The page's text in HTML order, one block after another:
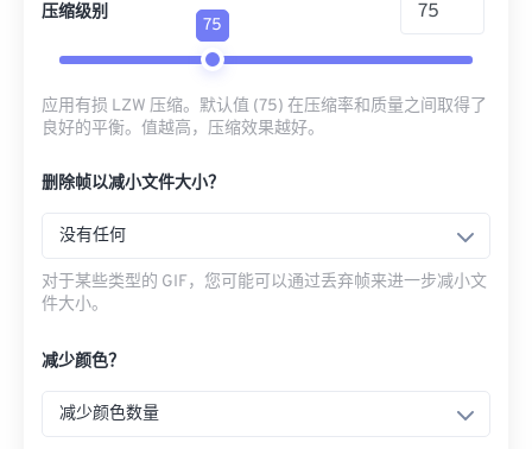
来自网址
压缩级别
75
应用有损 LZW 压缩。默认值 (75) 在压缩率和质量之间取得了
良好的平衡。值越高，压缩效果越好。
删除帧以减小文件大小？
没有任何
对于某些类型的 GIF，您可能可以通过丢弃帧来进一步减小文
件大小。
减少颜色？
减少颜色数量